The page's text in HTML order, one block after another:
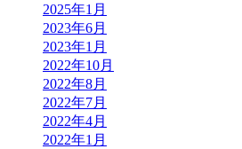
2025年1月
2023年6月
2023年1月
2022年10月
2022年8月
2022年7月
2022年4月
2022年1月